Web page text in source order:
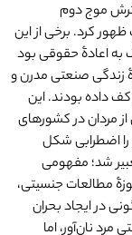
گسترش موج دوم
کرد. برخی از این
به اعادۀ حقوقی بود
زندگی صنعتی مدرن و
داده بودند. این
مردان در کشورهای
احساس را اضطرابی شکل
شد؛ مفهومی
مطالعات جنسیتی،
در ایجاد بحران
مرد نان‌آور، اما